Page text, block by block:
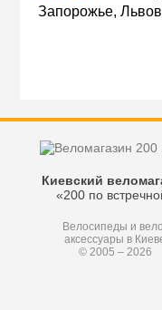
Запорожье,
Киевский
«200 по
Велосипеды и
аксессуары в
© 2005 – 2026